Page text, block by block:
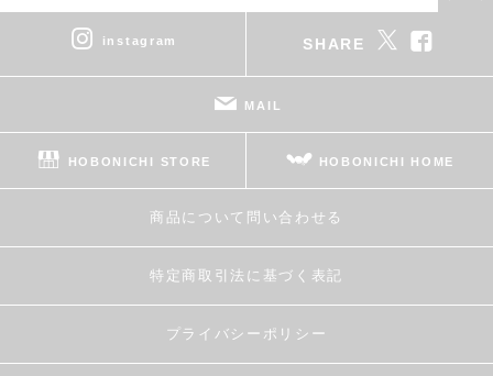
instagram SHARE
MAIL
HOBONICHI STORE HOBONICHI HOME
商品について問い合わせる
特定商取引法に基づく表記
プライバシーポリシー